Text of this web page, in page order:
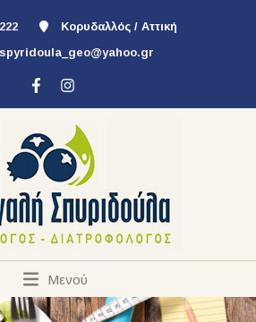
Κορυδαλλός / Αττική
spyridoula_geo@yahoo.gr
Μενού